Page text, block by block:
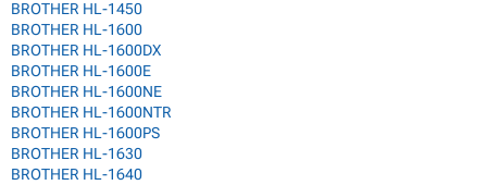
BROTHER HL-1450
BROTHER HL-1600
BROTHER HL-1600DX
BROTHER HL-1600E
BROTHER HL-1600NE
BROTHER HL-1600NTR
BROTHER HL-1600PS
BROTHER HL-1630
BROTHER HL-1640